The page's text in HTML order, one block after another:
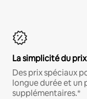
La simplicité du
Des prix spéciaux
longue durée et un
supplémentaires.*